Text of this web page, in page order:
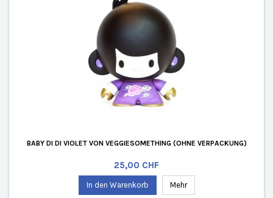
BABY DI DI VIOLET VON VEGGIESOMETHING (OHNE VERPACKUNG)
Preis
25,00 CHF
In den Warenkorb Mehr